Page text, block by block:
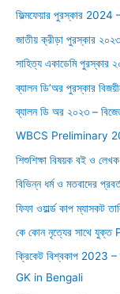
:
ফিল্মফেয়ার পুরস্কার 2024
জাতীয় ক্রীড়া পুরস্কার
সাহিত্য একাডেমি পুরস্কার
ব্যালন ডি’অর পুরস্কার
ব্যালন ডি অর ২০২৩ –
WBCS Preliminary
শিশুশিক্ষা বিষয়ক বই ও
বিভিন্ন ধর্ম ও মতবাদের
ফিফা ওয়ার্ল্ড কাপ
কে কোন নৃত্যের সাথে যুক্ত
ক্রিকেট বিশ্বকাপ
GK in Bengali